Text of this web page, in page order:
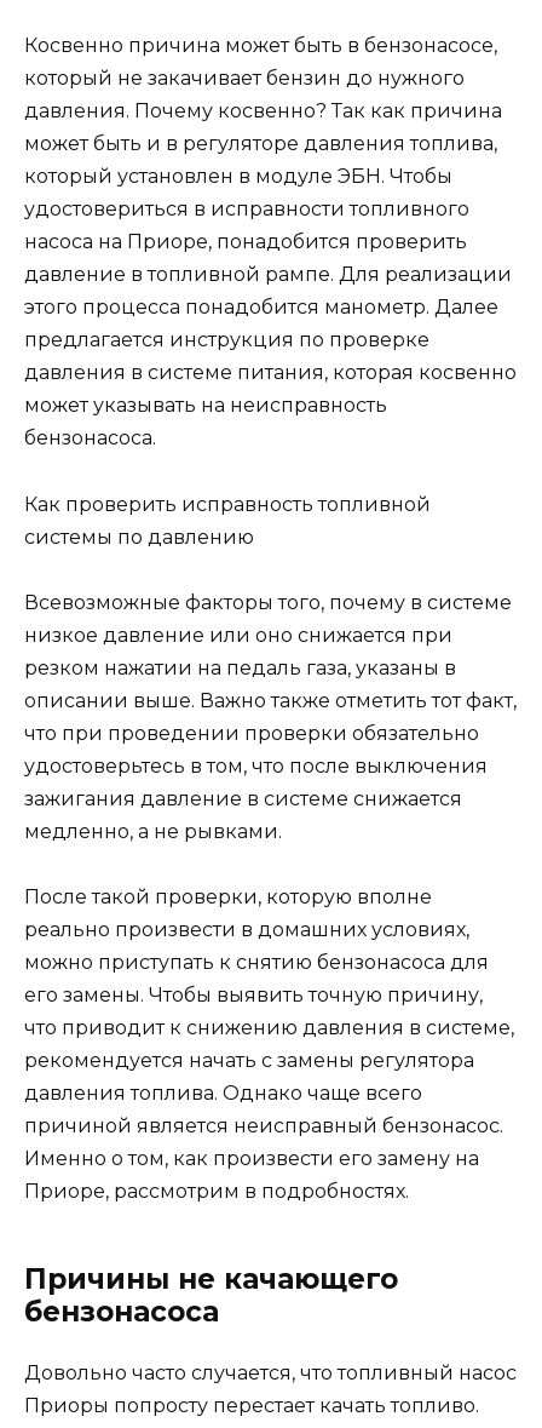
Косвенно причина может быть в бензонасосе,
который не закачивает бензин до нужного
давления. Почему косвенно? Так как причина
может быть и в регуляторе давления топлива,
который установлен в модуле ЭБН. Чтобы
удостовериться в исправности топливного
насоса на Приоре, понадобится проверить
давление в топливной рампе. Для реализации
этого процесса понадобится манометр. Далее
предлагается инструкция по проверке
давления в системе питания, которая косвенно
может указывать на неисправность
бензонасоса.
Как проверить исправность топливной
системы по давлению
Всевозможные факторы того, почему в системе
низкое давление или оно снижается при
резком нажатии на педаль газа, указаны в
описании выше. Важно также отметить тот факт,
что при проведении проверки обязательно
удостоверьтесь в том, что после выключения
зажигания давление в системе снижается
медленно, а не рывками.
После такой проверки, которую вполне
реально произвести в домашних условиях,
можно приступать к снятию бензонасоса для
его замены. Чтобы выявить точную причину,
что приводит к снижению давления в системе,
рекомендуется начать с замены регулятора
давления топлива. Однако чаще всего
причиной является неисправный бензонасос.
Именно о том, как произвести его замену на
Приоре, рассмотрим в подробностях.
Причины не качающего
бензонасоса
Довольно часто случается, что топливный насос
Приоры попросту перестает качать топливо.